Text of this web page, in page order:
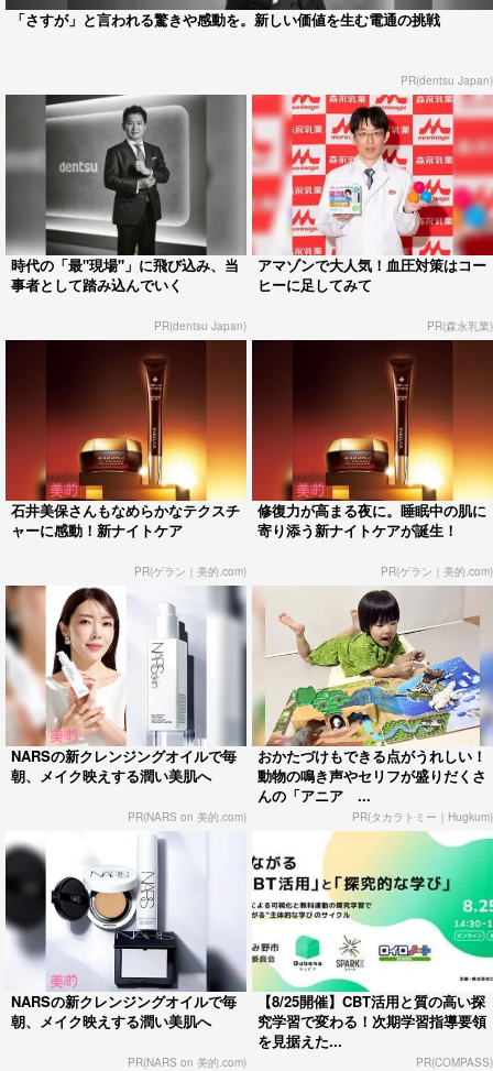
「さすが」と言われる驚きや感動を。新しい価値を生む電通の挑戦
PR(dentsu Japan)
時代の「最"現場"」に飛び込み、当
事者として踏み込んでいく
PR(dentsu Japan)
アマゾンで大人気！血圧対策はコー
ヒーに足してみて
PR(森永乳業)
石井美保さんもなめらかなテクスチ
ャーに感動！新ナイトケア
PR(ゲラン｜美的.com)
修復力が高まる夜に。睡眠中の肌に
寄り添う新ナイトケアが誕生！
PR(ゲラン｜美的.com)
NARSの新クレンジングオイルで毎
朝、メイク映えする潤い美肌へ
PR(NARS on 美的.com)
おかたづけもできる点がうれしい！
動物の鳴き声やセリフが盛りだくさ
んの「アニア ...
PR(タカラトミー｜Hugkum)
NARSの新クレンジングオイルで毎
朝、メイク映えする潤い美肌へ
PR(NARS on 美的.com)
【8/25開催】CBT活用と質の高い探
究学習で変わる！次期学習指導要領
を見据えた...
PR(COMPASS)